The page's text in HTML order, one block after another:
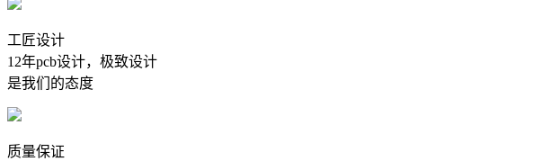
工匠设计
12年pcb设计，极致设计
是我们的态度
质量保证